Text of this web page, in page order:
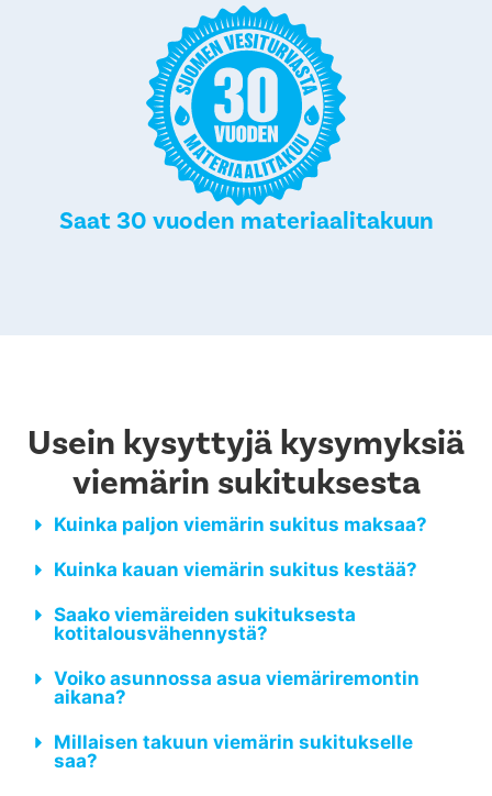
Saat 30 vuoden materiaalitakuun
Usein kysyttyjä kysymyksiä
viemärin sukituksesta
Kuinka paljon viemärin sukitus maksaa?
Kuinka kauan viemärin sukitus kestää?
Saako viemäreiden sukituksesta
kotitalousvähennystä?
Voiko asunnossa asua viemäriremontin
aikana?
Millaisen takuun viemärin sukitukselle
saa?